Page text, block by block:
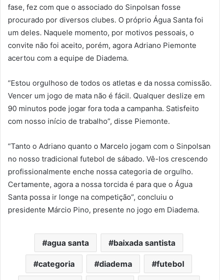
fase, fez com que o associado do Sinpolsan fosse
procurado por diversos clubes. O próprio Água Santa foi
um deles. Naquele momento, por motivos pessoais, o
convite não foi aceito, porém, agora Adriano Piemonte
acertou com a equipe de Diadema.
“Estou orgulhoso de todos os atletas e da nossa comissão.
Vencer um jogo de mata não é fácil. Qualquer deslize em
90 minutos pode jogar fora toda a campanha. Satisfeito
com nosso início de trabalho”, disse Piemonte.
“Tanto o Adriano quanto o Marcelo jogam com o Sinpolsan
no nosso tradicional futebol de sábado. Vê-los crescendo
profissionalmente enche nossa categoria de orgulho.
Certamente, agora a nossa torcida é para que o Água
Santa possa ir longe na competição”, concluiu o
presidente Márcio Pino, presente no jogo em Diadema.
agua santa baixada santista
categoria diadema futebol